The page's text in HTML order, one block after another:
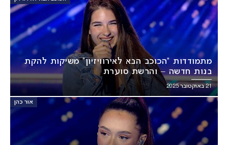
מתמודדות “הכוכב הבא לאירוויזיון” משיקות להקת
בנות חדשה – והרשת סוערת
21 באוקטובר 2025
אור כהן